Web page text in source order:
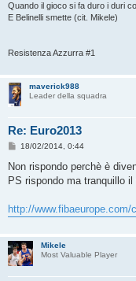
Quando il gioco si fa duro i duri
E Belinelli smette (cit. Mikele)
Resistenza Azzurra #1
maverick988
Leader della squadra
Re: Euro2013
M
s
a
i
18/02/2014, 0:44
Non rispondo perchè è
PS rispondo ma tranquillo
http://
Mikele
Most Valuable Player